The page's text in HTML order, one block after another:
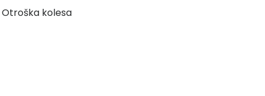
Otroška kolesa